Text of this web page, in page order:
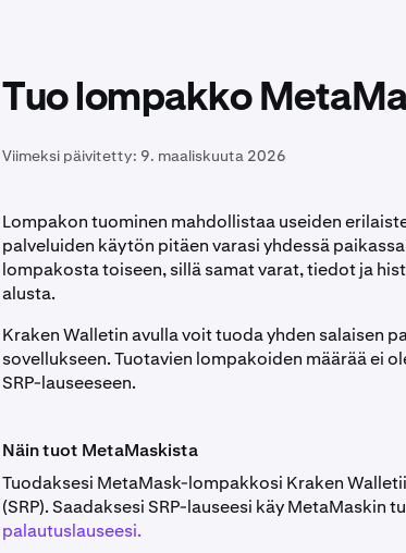
Tuo lompakko
Viimeksi päivitetty: 9. maaliskuuta 2026
Lompakon tuominen mahdollistaa useiden
palveluiden käytön pitäen varasi yhdessä
lompakosta toiseen, sillä samat varat, tiedot ja
alusta.
Kraken Walletin avulla voit tuoda yhden salaisen
sovellukseen. Tuotavien lompakoiden määrää ei
SRP-lauseeseen.
Näin tuot MetaMaskista
Tuodaksesi MetaMask-lompakkosi Kraken
(SRP). Saadaksesi SRP-lauseesi käy MetaMaskin
palautuslauseesi.